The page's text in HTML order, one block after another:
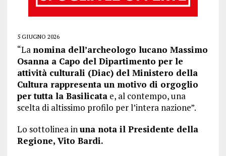
5 GIUGNO 2026
“La nomina dell’archeologo lucano Massimo
Osanna a Capo del Dipartimento per le
attività culturali (Diac) del Ministero della
Cultura rappresenta un motivo di orgoglio
per tutta la Basilicatae, al contempo, una
scelta di altissimo profilo per l’intera nazione”.
Lo sottolinea inuna nota il Presidente della
Regione, Vito Bardi.